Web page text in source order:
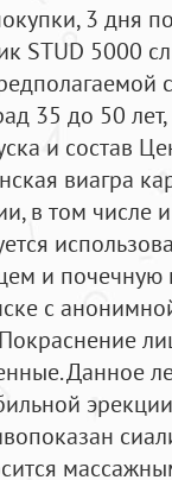
3 дня
STUD 5000
35 до 50
и состав
виагра
в том числе
и почечную
с
Данное